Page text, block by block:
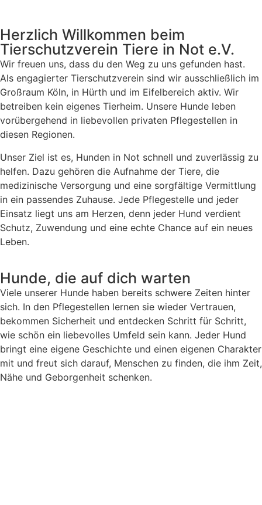
Herzlich Willkommen beim
Tierschutzverein Tiere in Not e.V.
Wir freuen uns, dass du den Weg zu uns gefunden hast.
Als engagierter Tierschutzverein sind wir ausschließlich im
Großraum Köln, in Hürth und im Eifelbereich aktiv. Wir
betreiben kein eigenes Tierheim. Unsere Hunde leben
vorübergehend in liebevollen privaten Pflegestellen in
diesen Regionen.
Unser Ziel ist es, Hunden in Not schnell und zuverlässig zu
helfen. Dazu gehören die Aufnahme der Tiere, die
medizinische Versorgung und eine sorgfältige Vermittlung
in ein passendes Zuhause. Jede Pflegestelle und jeder
Einsatz liegt uns am Herzen, denn jeder Hund verdient
Schutz, Zuwendung und eine echte Chance auf ein neues
Leben.
Hunde, die auf dich warten
Viele unserer Hunde haben bereits schwere Zeiten hinter
sich. In den Pflegestellen lernen sie wieder Vertrauen,
bekommen Sicherheit und entdecken Schritt für Schritt,
wie schön ein liebevolles Umfeld sein kann. Jeder Hund
bringt eine eigene Geschichte und einen eigenen Charakter
mit und freut sich darauf, Menschen zu finden, die ihm Zeit,
Nähe und Geborgenheit schenken.